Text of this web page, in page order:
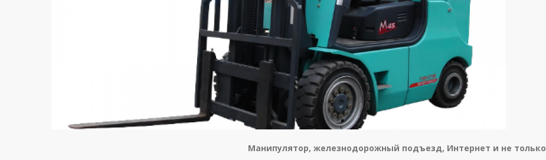
Манипулятор, железнодорожный подъезд, Интернет и не только